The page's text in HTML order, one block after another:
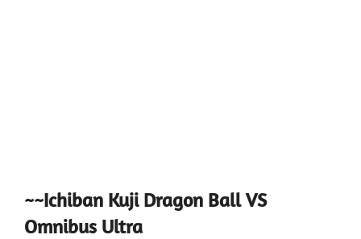
~~Ichiban Kuji Dragon Ball VS
Omnibus Ultra